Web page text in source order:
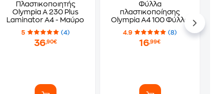
Πλαστικοποιητής
Olympia A 230 Plus
Laminator A4 - Μαύρο
5 (4)
36,90€
Φύλλα
πλαστικοποίησης
Olympia A4 100 Φύλλα
4.9 (8)
16,99€